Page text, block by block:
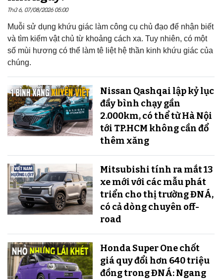
Thứ 6, 07/08/2026 05:00
Muỗi sử dụng khứu giác làm công cụ chủ đạo để nhận biết
và tìm kiếm vật chủ từ khoảng cách xa. Tuy nhiên, có một
số mùi hương có thể làm tê liệt hệ thần kinh khứu giác của
chúng.
Nissan Qashqai lập kỷ lục
đầy bình chạy gần
2.000km, có thể từ Hà Nội
tới TP.HCM không cần đổ
thêm xăng
Mitsubishi tính ra mắt 13
xe mới với các mẫu phát
triển cho thị trường ĐNÁ,
có cả dòng chuyên off-
road
Honda Super One chốt
giá quy đổi hơn 640 triệu
đồng trong ĐNÁ: Ngang